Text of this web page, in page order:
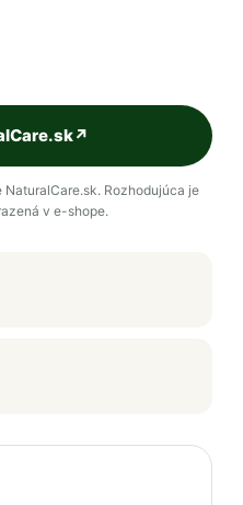
↗
Rozhodujúca je
v e-shope.